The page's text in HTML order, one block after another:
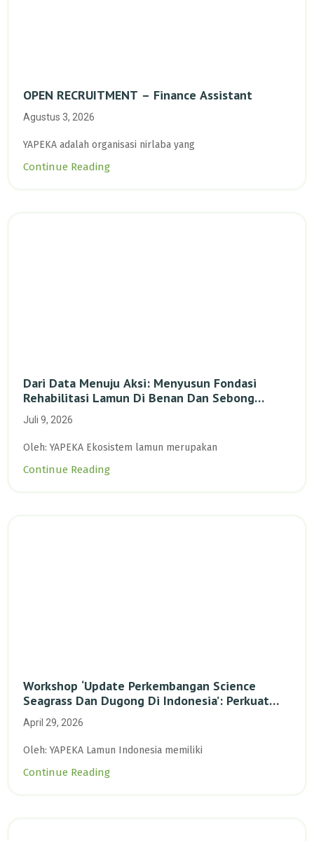
OPEN RECRUITMENT – Finance Assistant
Agustus 3, 2026
YAPEKA adalah organisasi nirlaba yang
Continue Reading
Dari Data Menuju Aksi: Menyusun Fondasi
Rehabilitasi Lamun Di Benan Dan Sebong
Lagoi, Kepulauan Riau
Juli 9, 2026
Oleh: YAPEKA Ekosistem lamun merupakan
Continue Reading
Workshop ‘Update Perkembangan Science
Seagrass Dan Dugong Di Indonesia’: Perkuat
Dasar Ilmiah Dan Kolaborasi Konservasi
April 29, 2026
Oleh: YAPEKA Lamun Indonesia memiliki
Continue Reading